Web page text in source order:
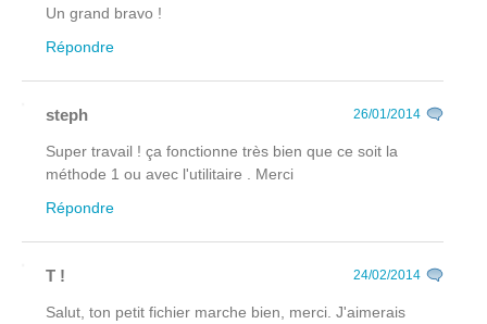
Un grand bravo !
Répondre
steph 26/01/2014
Super travail ! ça fonctionne très bien que ce soit la
méthode 1 ou avec l'utilitaire . Merci
Répondre
T ! 24/02/2014
Salut, ton petit fichier marche bien, merci. J'aimerais